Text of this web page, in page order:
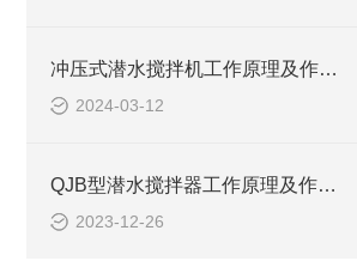
冲压式潜水搅拌机工作原理及作用特点、安装结构图
2024-03-12
QJB型潜水搅拌器工作原理及作用、安装系统CAD结构图
2023-12-26